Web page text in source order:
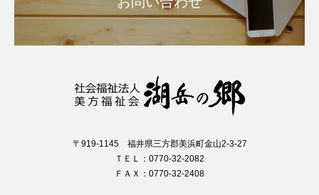
〒919-1145 福井県三方郡美浜町金山2-3-27
ＴＥＬ：0770-32-2082
ＦＡＸ：0770-32-2408